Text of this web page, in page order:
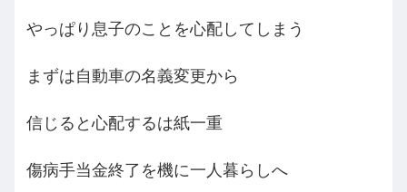
やっぱり息子のことを心配してしまう
まずは自動車の名義変更から
信じると心配するは紙一重
傷病手当金終了を機に一人暮らしへ